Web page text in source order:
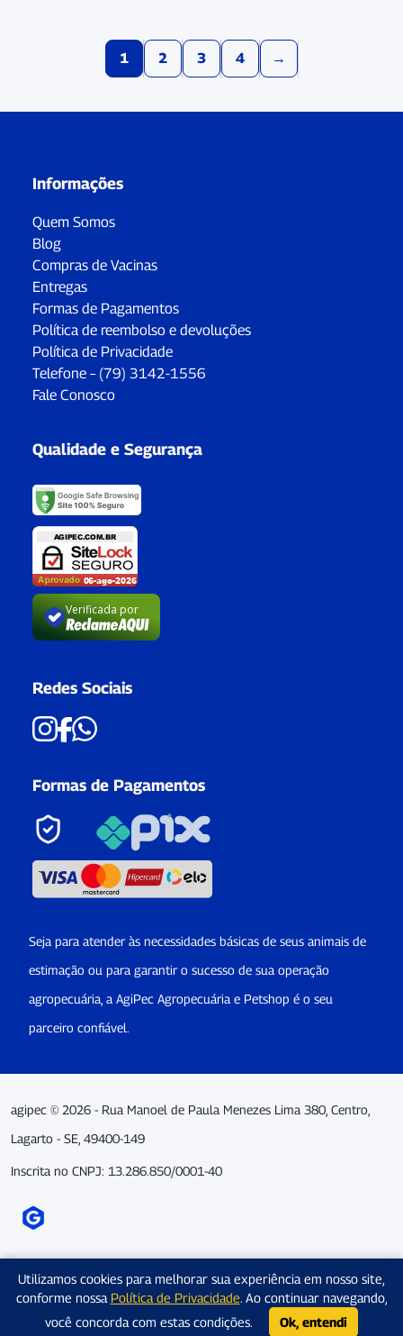
1 2 3 4 →
Informações
Quem Somos
Blog
Compras de Vacinas
Entregas
Formas de Pagamentos
Política de reembolso e devoluções
Política de Privacidade
Telefone – (79) 3142-1556
Fale Conosco
Qualidade e Segurança
Verificada por
Redes Sociais
Formas de Pagamentos
Seja para atender às necessidades básicas de seus animais de
estimação ou para garantir o sucesso de sua operação
agropecuária, a AgiPec Agropecuária e Petshop é o seu
parceiro confiável.
agipec © 2026 - Rua Manoel de Paula Menezes Lima 380, Centro,
Lagarto - SE, 49400-149
Inscrita no CNPJ: 13.286.850/0001-40
CARRINHO WHATSAPP LOGIN CADASTRO
Utilizamos cookies para melhorar sua experiência em nosso site,
conforme nossa Política de Privacidade. Ao continuar navegando,
você concorda com estas condições.
Ok, entendi